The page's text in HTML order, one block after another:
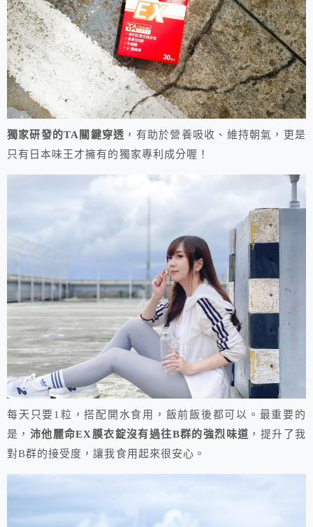
獨家研發的TA關鍵穿透 ，有助於營養吸收、維持朝氣，更是
只有日本味王才擁有的獨家專利成分喔！
每天只要1粒，搭配開水食用，飯前飯後都可以。最重要的
是， 沛他麗命EX膜衣錠沒有過往B群的強烈味道 ，提升了我
對B群的接受度，讓我食用起來很安心。